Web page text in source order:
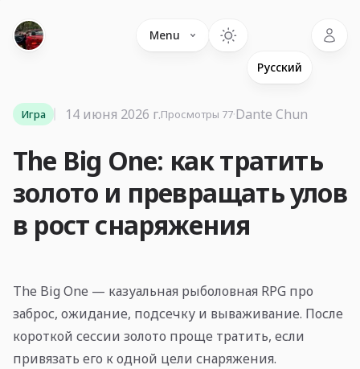
Menu
The Big One: как тратить
золото и превращать улов
в рост снаряжения
Игра 14 июня 2026 г.Просмотры 77·Dante Chun
The Big One — казуальная рыболовная RPG про
заброс, ожидание, подсечку и вываживание. После
короткой сессии золото проще тратить, если
привязать его к одной цели снаряжения.